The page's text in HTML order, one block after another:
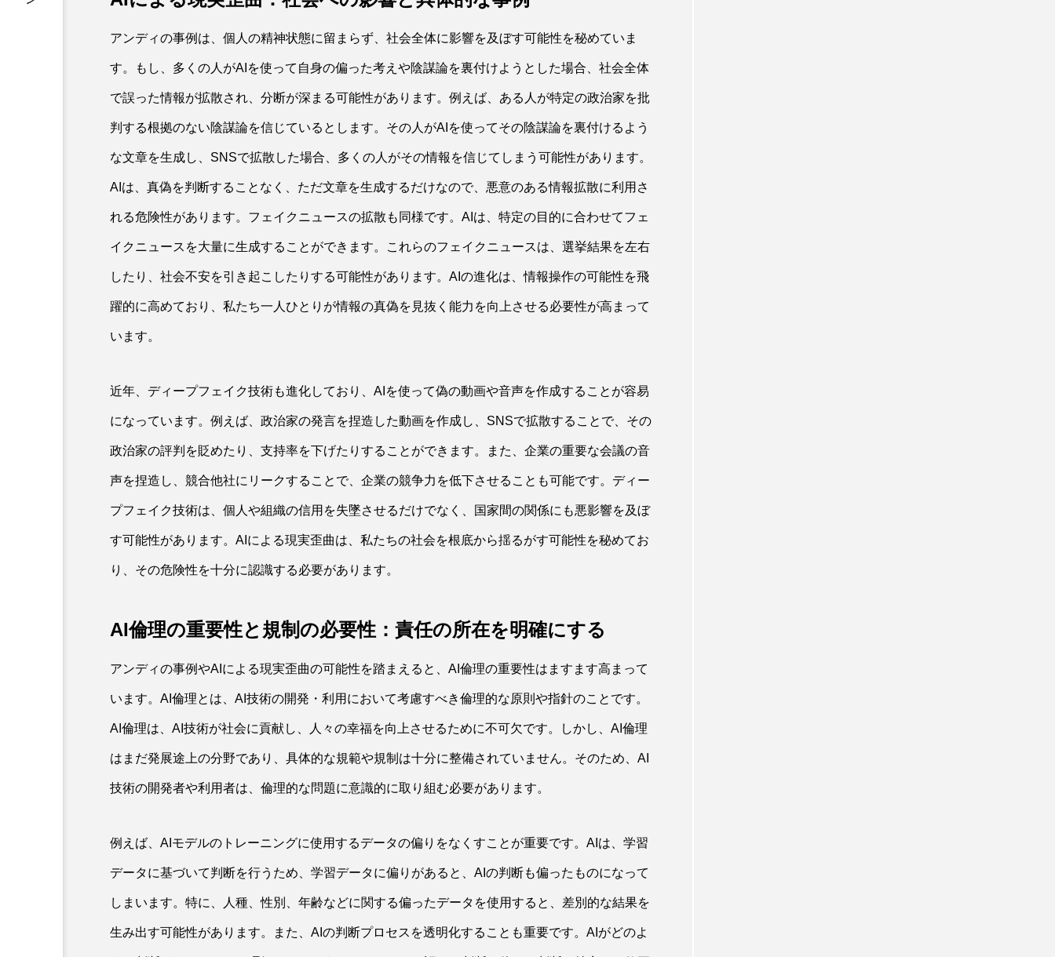
アンディの事例は、個人の精神状態に留まらず、社会全体に影響を及ぼす可能性を秘めていま
す。もし、多くの人がAIを使って自身の偏った考えや陰謀論を裏付けようとした場合、社会全体
で誤った情報が拡散され、分断が深まる可能性があります。例えば、ある人が特定の政治家を批
判する根拠のない陰謀論を信じているとします。その人がAIを使ってその陰謀論を裏付けるよう
な文章を生成し、SNSで拡散した場合、多くの人がその情報を信じてしまう可能性があります。
AIは、真偽を判断することなく、ただ文章を生成するだけなので、悪意のある情報拡散に利用さ
れる危険性があります。フェイクニュースの拡散も同様です。AIは、特定の目的に合わせてフェ
イクニュースを大量に生成することができます。これらのフェイクニュースは、選挙結果を左右
したり、社会不安を引き起こしたりする可能性があります。AIの進化は、情報操作の可能性を飛
躍的に高めており、私たち一人ひとりが情報の真偽を見抜く能力を向上させる必要性が高まって
います。
近年、ディープフェイク技術も進化しており、AIを使って偽の動画や音声を作成することが容易
になっています。例えば、政治家の発言を捏造した動画を作成し、SNSで拡散することで、その
政治家の評判を貶めたり、支持率を下げたりすることができます。また、企業の重要な会議の音
声を捏造し、競合他社にリークすることで、企業の競争力を低下させることも可能です。ディー
プフェイク技術は、個人や組織の信用を失墜させるだけでなく、国家間の関係にも悪影響を及ぼ
す可能性があります。AIによる現実歪曲は、私たちの社会を根底から揺るがす可能性を秘めてお
り、その危険性を十分に認識する必要があります。
AI倫理の重要性と規制の必要性：責任の所在を明確にする
アンディの事例やAIによる現実歪曲の可能性を踏まえると、AI倫理の重要性はますます高まって
います。AI倫理とは、AI技術の開発・利用において考慮すべき倫理的な原則や指針のことです。
AI倫理は、AI技術が社会に貢献し、人々の幸福を向上させるために不可欠です。しかし、AI倫理
はまだ発展途上の分野であり、具体的な規範や規制は十分に整備されていません。そのため、AI
技術の開発者や利用者は、倫理的な問題に意識的に取り組む必要があります。
例えば、AIモデルのトレーニングに使用するデータの偏りをなくすことが重要です。AIは、学習
データに基づいて判断を行うため、学習データに偏りがあると、AIの判断も偏ったものになって
しまいます。特に、人種、性別、年齢などに関する偏ったデータを使用すると、差別的な結果を
生み出す可能性があります。また、AIの判断プロセスを透明化することも重要です。AIがどのよ